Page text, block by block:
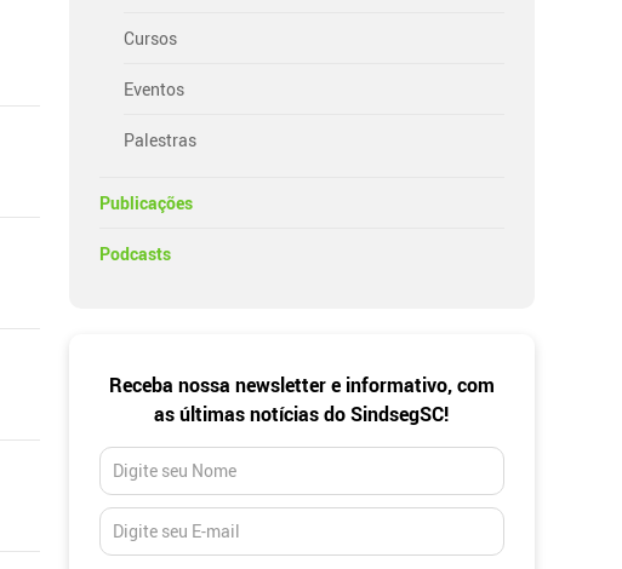
Cursos
Eventos
Palestras
Publicações
Podcasts
Newsletter
Receba nossa newsletter e informativo, com
as últimas notícias do SindsegSC!